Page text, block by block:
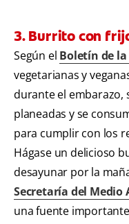
3. Burrito con
Según el Boletín de la
vegetarianas y
durante el embarazo,
planeadas y se
para cumplir con los
Hágase un delicioso
desayunar por la
Secretaría del Medio
una fuente